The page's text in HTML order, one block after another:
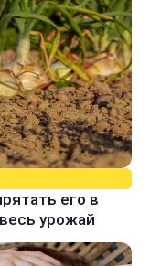
его в
урожай